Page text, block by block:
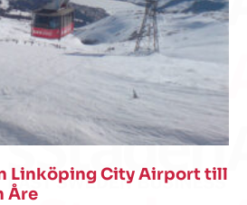
Linköping City Airport till
Åre